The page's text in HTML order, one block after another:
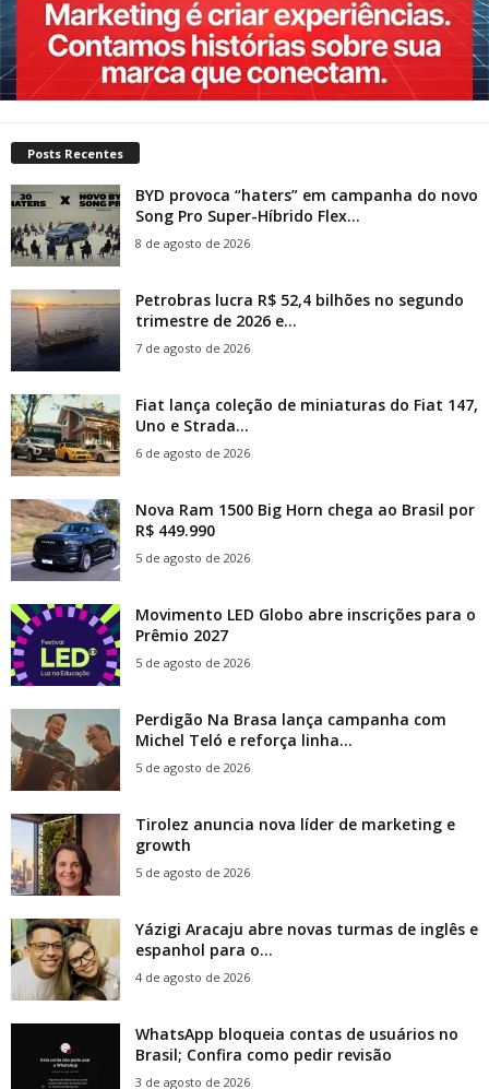
Posts Recentes
BYD provoca “haters” em campanha do novo
Song Pro Super-Híbrido Flex...
8 de agosto de 2026
Petrobras lucra R$ 52,4 bilhões no segundo
trimestre de 2026 e...
7 de agosto de 2026
Fiat lança coleção de miniaturas do Fiat 147,
Uno e Strada...
6 de agosto de 2026
Nova Ram 1500 Big Horn chega ao Brasil por
R$ 449.990
5 de agosto de 2026
Movimento LED Globo abre inscrições para o
Prêmio 2027
5 de agosto de 2026
Perdigão Na Brasa lança campanha com
Michel Teló e reforça linha...
5 de agosto de 2026
Tirolez anuncia nova líder de marketing e
growth
5 de agosto de 2026
Yázigi Aracaju abre novas turmas de inglês e
espanhol para o...
4 de agosto de 2026
WhatsApp bloqueia contas de usuários no
Brasil; Confira como pedir revisão
3 de agosto de 2026